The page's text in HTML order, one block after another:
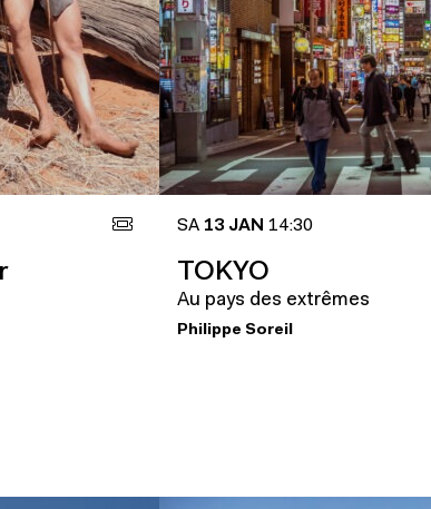
SA 13 JAN 14:30
TOKYO
Au pays des extrêmes
Philippe Soreil